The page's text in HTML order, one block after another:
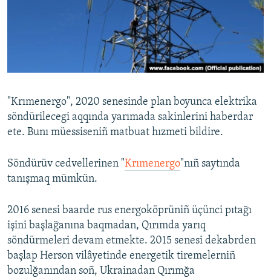
"Krımenergo", 2020 senesinde plan boyunca elektrika
söndürilecegi aqqında yarımada sakinlerini haberdar
ete. Bunı müessiseniñ matbuat hızmeti bildire.
Söndürüv cedvellerinen "Krımenergo"nıñ saytında
tanışmaq mümkün.
2016 senesi baarde rus energoköprüniñ üçünci pıtağı
işini başlağanına baqmadan, Qırımda yarıq
söndürmeleri devam etmekte. 2015 senesi dekabrden
başlap Herson vilâyetinde energetik tiremelerniñ
bozulğanından soñ, Ukrainadan Qırımğa